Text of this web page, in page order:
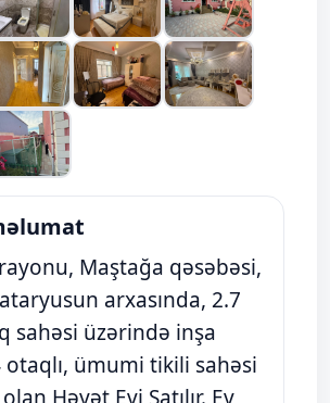
Maştağa qəsəbəsi,
arxasında, 2.7
sahəsi üzərində inşa
otaqlı, ümumi tikili sahəsi